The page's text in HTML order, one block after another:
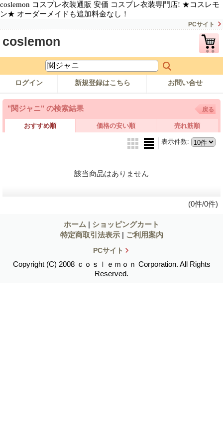
coslemon コスプレ衣装通販 安価 コスプレ衣装専門店! ★コスレモ
ン★ オーダーメイドも追加料金なし！
PCサイト
coslemon
ログイン 新規登録はこちら お問い合せ
"関ジャニ" の検索結果 戻る
おすすめ順 価格の安い順 売れ筋順
表示件数:
該当商品はありません
(0件/0件)
ホーム | ショッピングカート
特定商取引法表示 | ご利用案内
PCサイト
Copyright (C) 2008 ｃｏｓｌｅｍｏｎ Corporation. All Rights
Reserved.